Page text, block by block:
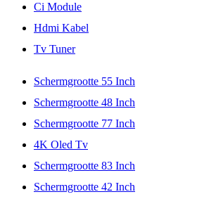
Ci Module
Hdmi Kabel
Tv Tuner
Schermgrootte 55 Inch
Schermgrootte 48 Inch
Schermgrootte 77 Inch
4K Oled Tv
Schermgrootte 83 Inch
Schermgrootte 42 Inch